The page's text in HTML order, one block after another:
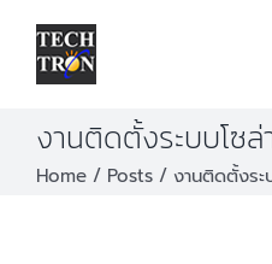
Skip
งานติดตั้งระบบโซล่
Home Posts งานติดตั้งระ